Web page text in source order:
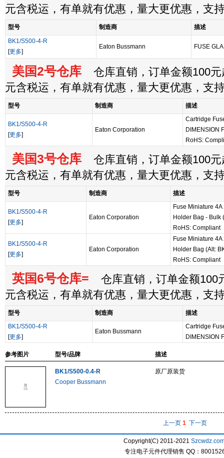
元含税运，有单就有优惠，量大更优惠，支
型号 制造商
描述
BK1/S500-4-R
[更多]
Eaton Bussmann FUSE
美国2号仓库 仓库直销，订单金额100元
元含税运，有单就有优惠，量大更优惠，支
型号 制造商 描述
BK1/S500-4-R
[更多]
Eaton Corporation
Cartridge
DIMENSION
RoHS:
美国3号仓库 仓库直销，订单金额100元
元含税运，有单就有优惠，量大更优惠，支
型号 制造商 描述
BK1/S500-4-R
[更多]
Eaton Corporation
Fuse Miniature
Holder Bag - Bulk
RoHS: Compliant
BK1/S500-4-R
[更多]
Eaton Corporation
Fuse Miniature
Holder Bag (Alt:
RoHS: Compliant
英国6号仓库= 仓库直销，订单金额100
元含税运，有单就有优惠，量大更优惠，支
型号 制造商
描述
BK1/S500-4-R
[更多]
Eaton Bussmann
Cartridge
DIMENSION
参考图片 型号/品牌 描述
BK1/S500-0.4-R
Cooper Bussmann
原厂原装货
上一页 1 下一页
Copyright(C) 2011-2021
专注电子元件代理销售 QQ：